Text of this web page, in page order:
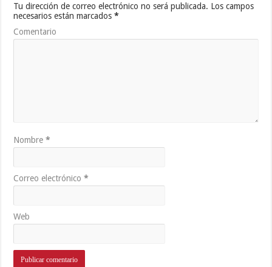
Tu dirección de correo electrónico no será publicada. Los campos
necesarios están marcados*
Comentario
Nombre*
Correo electrónico*
Web